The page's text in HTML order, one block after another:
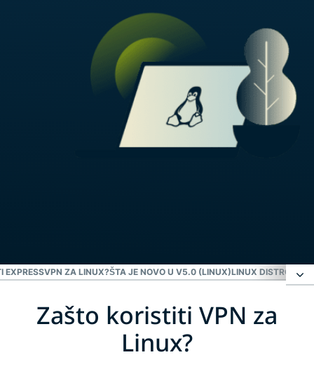
EXPRESSVPN ZA LINUX?ŠTA JE NOVO U V5.0 (LINUX)LINUX DISTRO
Zašto koristiti VPN za Linux?
Kako postaviti ExpressVPN na Linux
Zašto koristiti VPN za
Linux?